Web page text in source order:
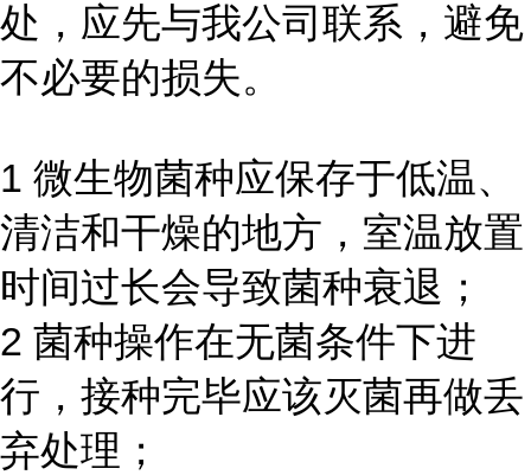
处，应先与我公司联系，避免
不必要的损失。
1 微生物菌种应保存于低温、
清洁和干燥的地方，室温放置
时间过长会导致菌种衰退；
2 菌种操作在无菌条件下进
行，接种完毕应该灭菌再做丢
弃处理；